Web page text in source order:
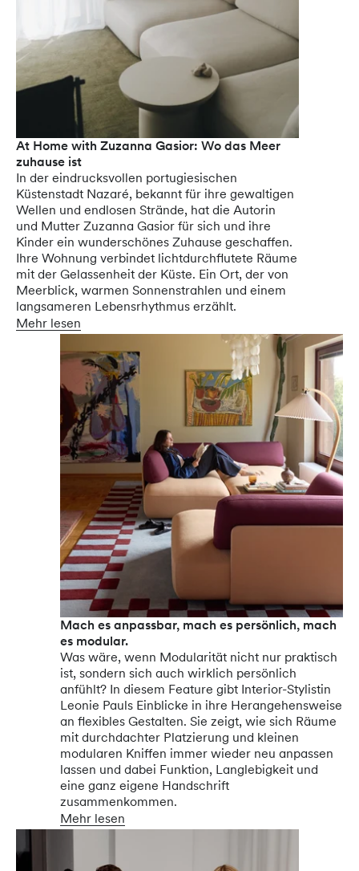
At Home with Zuzanna Gasior: Wo das Meer
zuhause ist
In der eindrucksvollen portugiesischen
Küstenstadt Nazaré, bekannt für ihre gewaltigen
Wellen und endlosen Strände, hat die Autorin
und Mutter Zuzanna Gasior für sich und ihre
Kinder ein wunderschönes Zuhause geschaffen.
Ihre Wohnung verbindet lichtdurchflutete Räume
mit der Gelassenheit der Küste. Ein Ort, der von
Meerblick, warmen Sonnenstrahlen und einem
langsameren Lebensrhythmus erzählt.
Mehr lesen
Mach es anpassbar, mach es persönlich, mach
es modular.
Was wäre, wenn Modularität nicht nur praktisch
ist, sondern sich auch wirklich persönlich
anfühlt? In diesem Feature gibt Interior-Stylistin
Leonie Pauls Einblicke in ihre Herangehensweise
an flexibles Gestalten. Sie zeigt, wie sich Räume
mit durchdachter Platzierung und kleinen
modularen Kniffen immer wieder neu anpassen
lassen und dabei Funktion, Langlebigkeit und
eine ganz eigene Handschrift
zusammenkommen.
Mehr lesen